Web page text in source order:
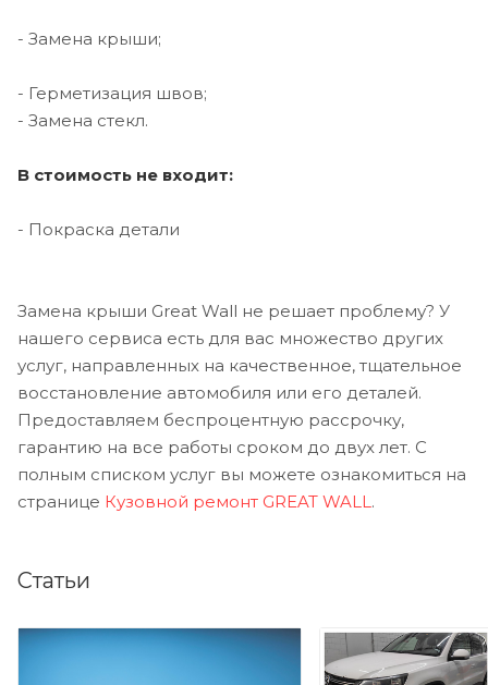
- Замена крыши;
- Герметизация швов;
- Замена стекл.
В стоимость не входит:
- Покраска детали
Замена крыши Great Wall не решает проблему? У
нашего сервиса есть для вас множество других
услуг, направленных на качественное, тщательное
восстановление автомобиля или его деталей.
Предоставляем беспроцентную рассрочку,
гарантию на все работы сроком до двух лет. С
полным списком услуг вы можете ознакомиться на
странице Кузовной ремонт GREAT WALL.
Статьи